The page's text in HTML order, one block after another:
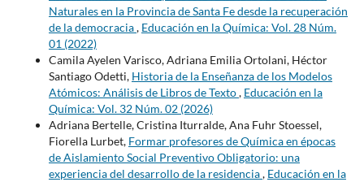
Naturales en la Provincia de Santa Fe desde la recuperación
de la democracia, Educación en la Química: Vol. 28 Núm.
01 (2022)
Camila Ayelen Varisco, Adriana Emilia Ortolani, Héctor
Santiago Odetti, Historia de la Enseñanza de los Modelos
Atómicos: Análisis de Libros de Texto, Educación en la
Química: Vol. 32 Núm. 02 (2026)
Adriana Bertelle, Cristina Iturralde, Ana Fuhr Stoessel,
Fiorella Lurbet, Formar profesores de Química en épocas
de Aislamiento Social Preventivo Obligatorio: una
experiencia del desarrollo de la residencia, Educación en la